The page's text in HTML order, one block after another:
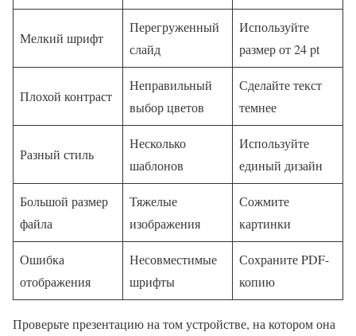
Мелкий шрифт
Перегруженный
слайд
Используйте
размер от 24 pt
Плохой контраст
Неправильный
выбор цветов
Сделайте текст
темнее
Разный стиль
Несколько
шаблонов
Используйте
единый дизайн
Большой размер
файла
Тяжелые
изображения
Сожмите
картинки
Ошибка
отображения
Несовместимые
шрифты
Сохраните PDF-
копию
Проверьте презентацию на том устройстве, на котором она